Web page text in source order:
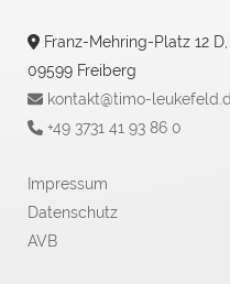
Franz-Mehring-Platz 12 D,
09599 Freiberg
kontakt@timo-
+49 3731 41 93 86 0
Impressum
Datenschutz
AVB